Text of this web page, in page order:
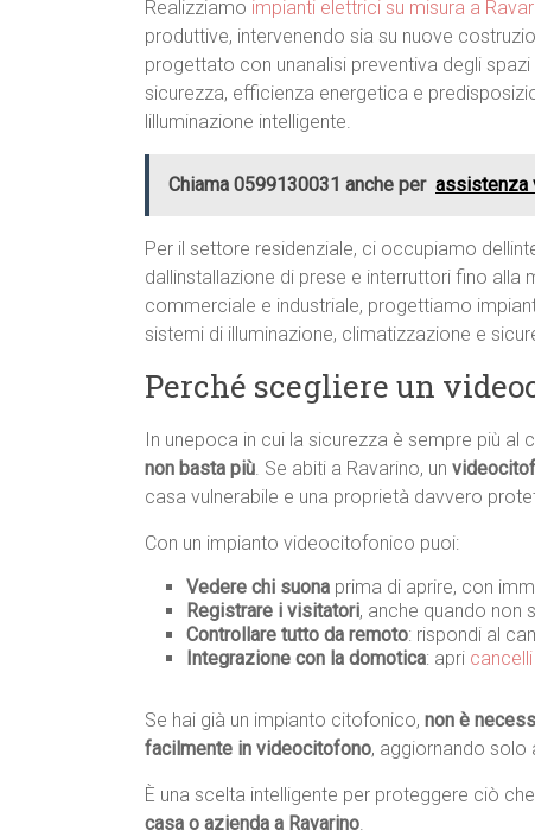
Realizziamo impianti elettrici su misura a
produttive, intervenendo sia su nuove
progettato con unanalisi preventiva degli
sicurezza, efficienza energetica e
lilluminazione intelligente.
Chiama 0599130031 anche per assistenza
Per il settore residenziale, ci occupiamo
dallinstallazione di prese e interruttori fino
commerciale e industriale, progettiamo
sistemi di illuminazione, climatizzazione e
Perché scegliere un
In unepoca in cui la sicurezza è sempre più
non basta più. Se abiti a Ravarino, un
casa vulnerabile e una proprietà davvero
Con un impianto videocitofonico puoi:
Vedere chi suona prima di aprire, con
Registrare i visitatori, anche quando non
Controllare tutto da remoto: rispondi al
Integrazione con la domotica: apri cancelli
Se hai già un impianto citofonico, non è
facilmente in videocitofono, aggiornando solo
È una scelta intelligente per proteggere ciò
casa o azienda a Ravarino.